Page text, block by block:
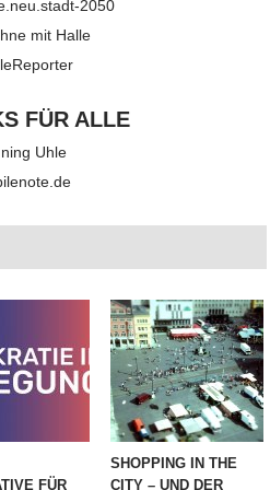
2050
mit Halle
FÜR ALLE
Uhle
FÜR
SHOPPING IN THE
CITY – UND DER